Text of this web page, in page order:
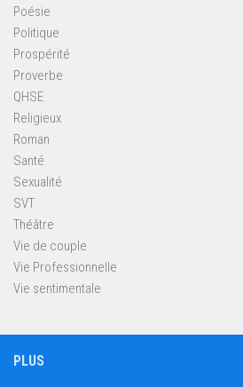
Poésie
Politique
Prospérité
Proverbe
QHSE
Religieux
Roman
Santé
Sexualité
SVT
Théâtre
Vie de couple
Vie Professionnelle
Vie sentimentale
PLUS